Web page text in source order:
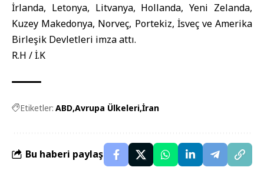
İrlanda, Letonya, Litvanya, Hollanda, Yeni Zelanda,
Kuzey Makedonya, Norveç, Portekiz, İsveç ve Amerika
Birleşik Devletleri imza attı.
R.H / İ.K
Etiketler: ABD Avrupa Ülkeleri İran
Bu haberi paylaş